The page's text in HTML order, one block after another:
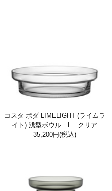
コスタ ボダ LIMELIGHT (ライムラ
イト) 浅型ボウル L クリア
35,200円(税込)